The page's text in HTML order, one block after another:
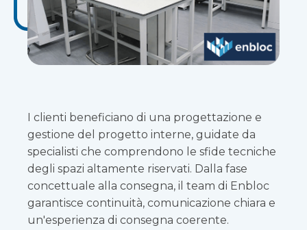
I clienti beneficiano di una progettazione e
gestione del progetto interne, guidate da
specialisti che comprendono le sfide tecniche
degli spazi altamente riservati. Dalla fase
concettuale alla consegna, il team di Enbloc
garantisce continuità, comunicazione chiara e
un'esperienza di consegna coerente.